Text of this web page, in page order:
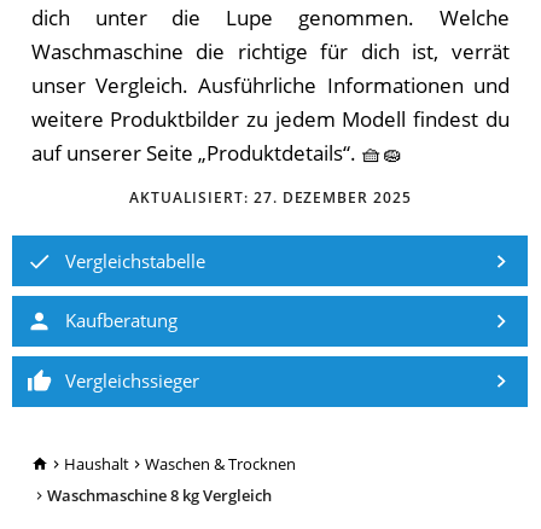
TopRatgeber24.de
Haushalt
Waschen & Trocknen
Waschmaschine 8 kg Vergleich
dich unter die Lupe genommen. Wel­che
Waschmaschine die rich­ti­ge für dich ist, ver­rät
un­ser Ver­gleich. Ausführliche Informationen und
weitere Produktbilder zu jedem Modell findest du
auf unserer Seite „Produktdetails“. 🧺🧽
AKTUALISIERT: 27. DEZEMBER 2025
Vergleichstabelle
Kaufberatung
Vergleichssieger